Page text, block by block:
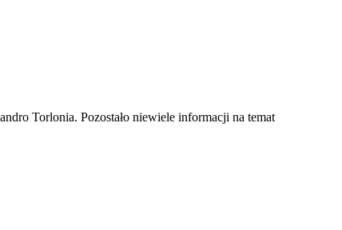
Torlonia. Pozostało niewiele informacji na temat